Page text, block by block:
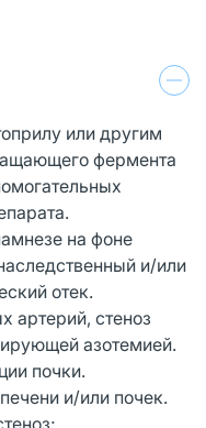
или другим
фермента
на фоне
и/или
отек.
артерий, стеноз
азотемией.
почки.
и/или почек.